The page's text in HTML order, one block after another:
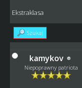
Ekstraklasa
Szukaj
kamykov
Niepoprawny patriota